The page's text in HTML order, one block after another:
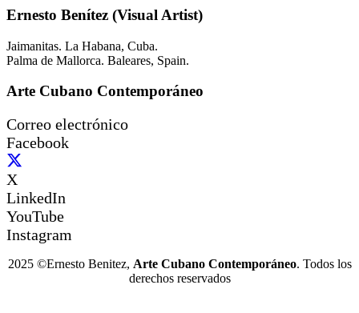
Ernesto Benítez (Visual Artist)
Jaimanitas. La Habana, Cuba.
Palma de Mallorca. Baleares, Spain.
Arte Cubano Contemporáneo
Correo electrónico
Facebook
X
LinkedIn
YouTube
Instagram
2025 ©Ernesto Benitez, Arte Cubano Contemporáneo. Todos los
derechos reservados